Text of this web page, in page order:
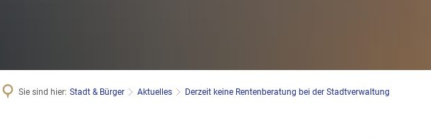
Sie sind hier: Stadt & Bürger Aktuelles Derzeit keine Rentenberatung bei der Stadtverwaltung